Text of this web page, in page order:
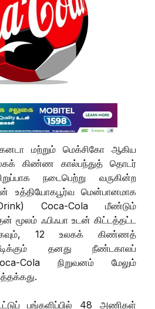
மற்றும் மெக்சிகோ ஆகிய
கிண்ண கால்பந்துத் தொடர்
நடைபெற்று வருகின்ற
உத்தியோகபூர்வ மென்பானமாக
Coca-Cola மீண்டும்
மூலம் ஃபிஃபா உடன் கிட்டத்தட்ட
12 உலகக் கிண்ணத்
தனது நீண்டகாலப்
Cola நிறுவனம் மேலும்
பங்களிப்பில் 48 அணிகள்